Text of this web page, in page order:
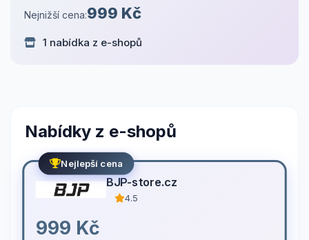
Nejnižší cena:999 Kč
1 nabídka z e-shopů
Nabídky z e-shopů
Nejlepší cena
BJP-store.cz
4.5
999 Kč